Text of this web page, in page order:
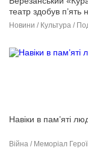
театр здобув п’ять
Новини / Культура /
Навіки в пам’яті
Війна / Меморіал